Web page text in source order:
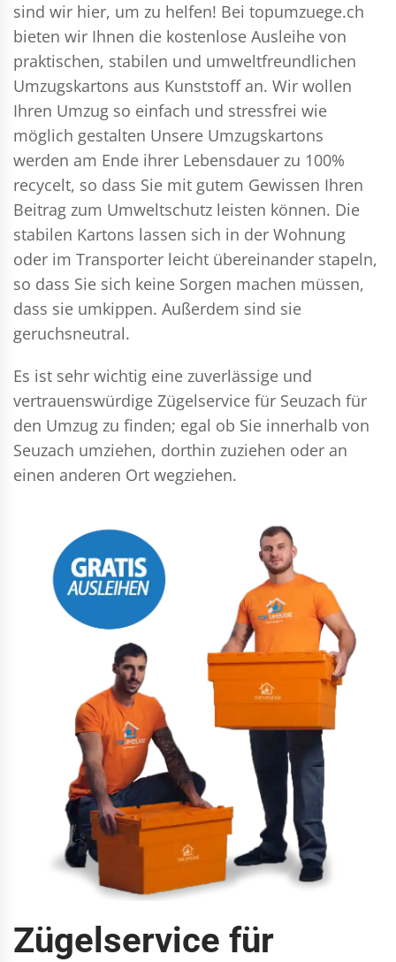
sind wir hier, um zu helfen! Bei topumzuege.ch
bieten wir Ihnen die kostenlose Ausleihe von
praktischen, stabilen und umweltfreundlichen
Umzugskartons aus Kunststoff an. Wir wollen
Ihren Umzug so einfach und stressfrei wie
möglich gestalten Unsere Umzugskartons
werden am Ende ihrer Lebensdauer zu 100%
recycelt, so dass Sie mit gutem Gewissen Ihren
Beitrag zum Umweltschutz leisten können. Die
stabilen Kartons lassen sich in der Wohnung
oder im Transporter leicht übereinander stapeln,
so dass Sie sich keine Sorgen machen müssen,
dass sie umkippen. Außerdem sind sie
geruchsneutral.
Es ist sehr wichtig eine zuverlässige und
vertrauenswürdige Zügelservice für Seuzach für
den Umzug zu finden; egal ob Sie innerhalb von
Seuzach umziehen, dorthin zuziehen oder an
einen anderen Ort wegziehen.
Zügelservice für